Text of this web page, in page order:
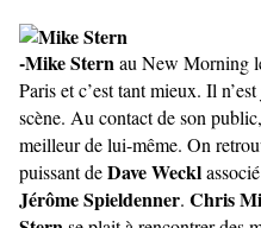
-Mike Sternau New Morning
Paris et c’est tant mieux. Il
scène. Au contact de son
meilleur de lui-même. On
puissant deDave Weckl
Jérôme Spieldenner. Chris